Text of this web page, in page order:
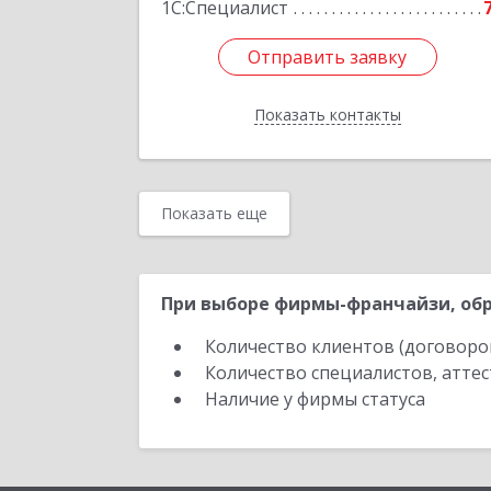
1С:Специалист
Отправить заявку
Показать контакты
Отправить заявку
Назад
Показать еще
При выборе фирмы-франчайзи,
Количество клиентов
Количество специалистов,
Наличие у фирмы статуса